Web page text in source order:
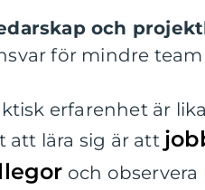
och
för mindre
erfarenhet är
att lära sig är att
och